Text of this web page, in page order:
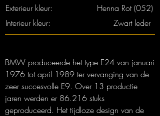
Exterieur kleur:
Interieur kleur:
Henna Rot (052)
Zwart leder
BMW produceerde het type E24 van januari
1976 tot april 1989 ter vervanging van de
zeer succesvolle E9. Over 13 productie
jaren werden er 86.216 stuks
geproduceerd. Het tijdloze design van de